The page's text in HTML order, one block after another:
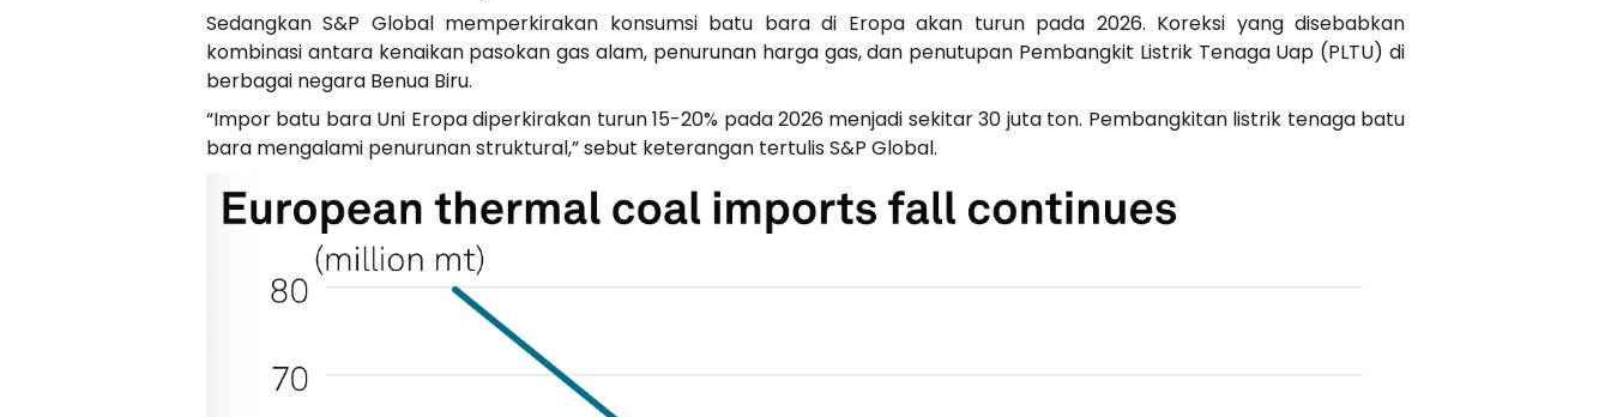
Sedangkan S&P Global memperkirakan konsumsi batu bara di Eropa akan turun pada 2026. Koreksi yang disebabkan
kombinasi antara kenaikan pasokan gas alam, penurunan harga gas, dan penutupan Pembangkit Listrik Tenaga Uap (PLTU) di
berbagai negara Benua Biru.
“Impor batu bara Uni Eropa diperkirakan turun 15-20% pada 2026 menjadi sekitar 30 juta ton. Pembangkitan listrik tenaga batu
bara mengalami penurunan struktural,” sebut keterangan tertulis S&P Global.